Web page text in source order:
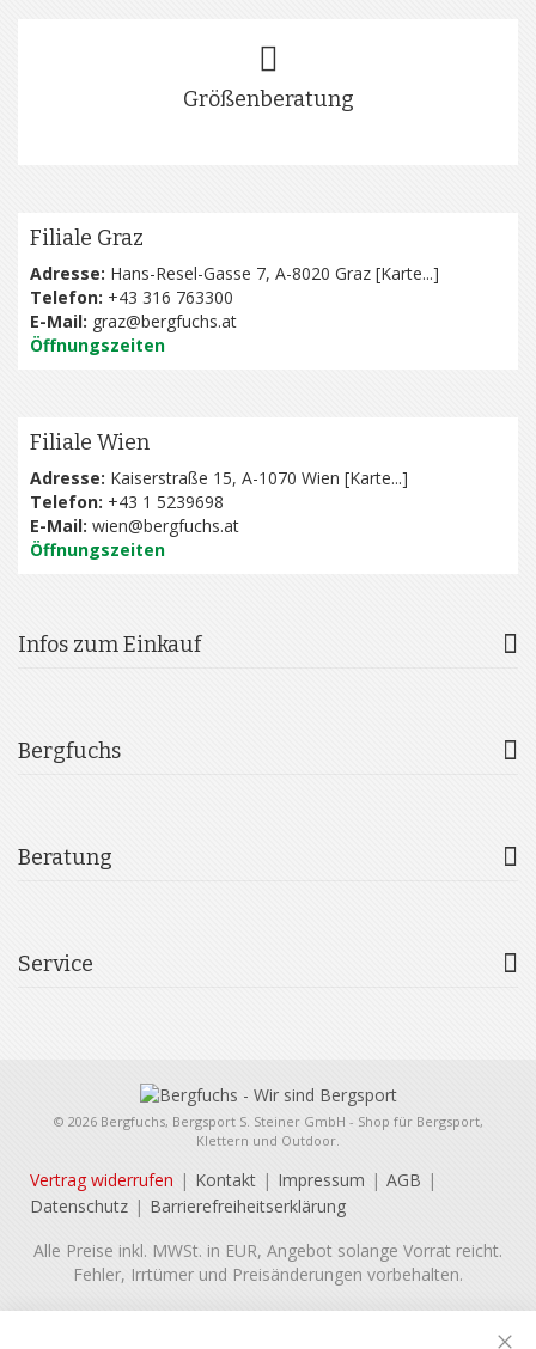
Größenberatung
Filiale Graz
Adresse: Hans-Resel-Gasse 7, A-8020 Graz [Karte...]
Telefon: +43 316 763300
E-Mail: graz@bergfuchs.at
Öffnungszeiten
Filiale Wien
Adresse: Kaiserstraße 15, A-1070 Wien [Karte...]
Telefon: +43 1 5239698
E-Mail: wien@bergfuchs.at
Öffnungszeiten
Infos zum Einkauf
Bergfuchs
Beratung
Service
© 2026 Bergfuchs, Bergsport S. Steiner GmbH - Shop für Bergsport,
Klettern und Outdoor.
Vertrag widerrufen Kontakt Impressum
AGB
Datenschutz
Barrierefreiheitserklärung
Alle Preise inkl. MWSt. in EUR, Angebot solange Vorrat reicht.
Fehler, Irrtümer und Preisänderungen vorbehalten.